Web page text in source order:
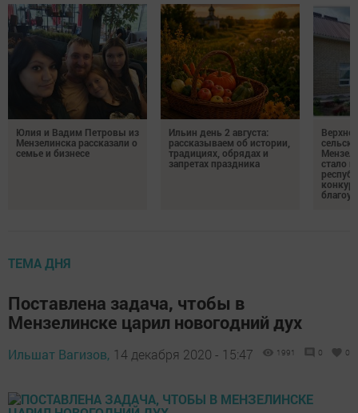
Юлия и Вадим Петровы из
Мензелинска рассказали о
семье и бизнесе
Ильин день 2 августа:
рассказываем об истории,
традициях, обрядах и
запретах праздника
стало
ТЕМА ДНЯ
Поставлена задача, чтобы в
Мензелинске царил новогодний дух
Ильшат Вагизов, 14 декабря 2020 - 15:47 1991 0 0